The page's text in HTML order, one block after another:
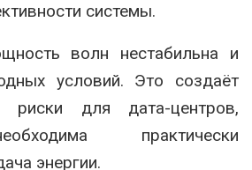
системы.
волн нестабильна и
условий. Это создаёт
риски для дата-центров,
практически
энергии.